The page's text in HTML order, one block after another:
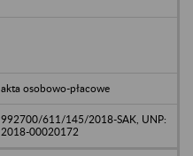
akta osobowo-płacowe
992700/611/145/2018-SAK, UNP:
2018-00020172